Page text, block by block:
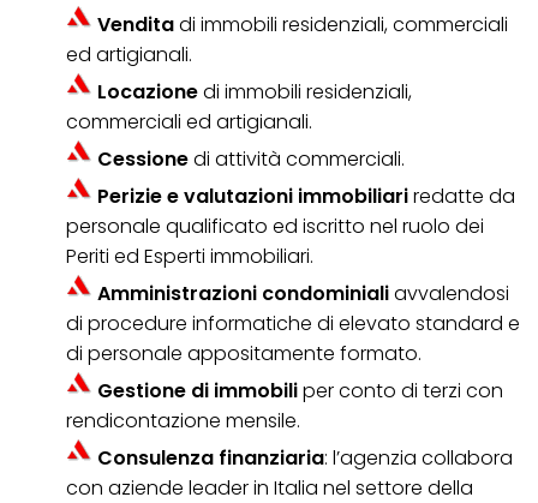
Venditadi immobili residenziali, commerciali
ed artigianali.
Locazionedi immobili residenziali,
commerciali ed artigianali.
Cessionedi attività commerciali.
Perizie e valutazioni immobiliariredatte da
personale qualificato ed iscritto nel ruolo dei
Periti ed Esperti immobiliari.
Amministrazioni condominialiavvalendosi
di procedure informatiche di elevato standard e
di personale appositamente formato.
Gestione di immobiliper conto di terzi con
rendicontazione mensile.
Consulenza finanziaria: l’agenzia collabora
con aziende leader in Italia nel settore della